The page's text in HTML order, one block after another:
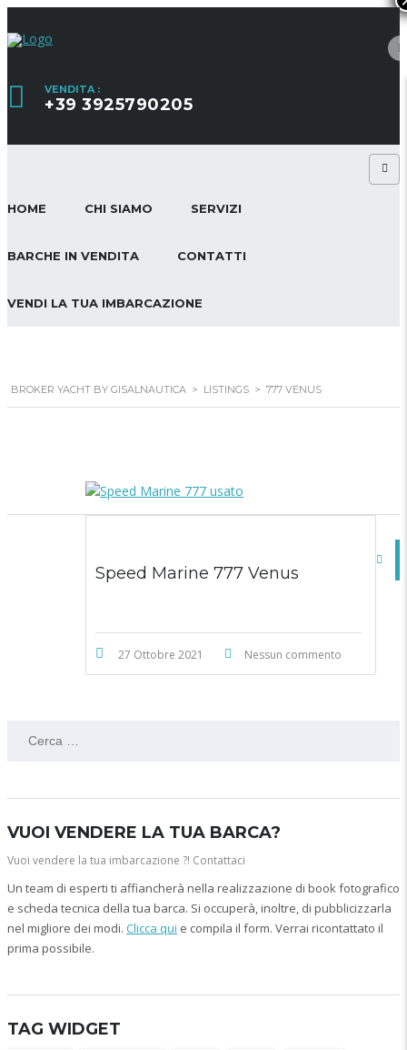
VENDITA :
+39 3925790205
HOME CHI SIAMO SERVIZI
BARCHE IN VENDITA CONTATTI
VENDI LA TUA IMBARCAZIONE
BROKER YACHT BY GISALNAUTICA > LISTINGS > 777 VENUS
Speed Marine 777 Venus
27 Ottobre 2021 Nessun commento
VUOI VENDERE LA TUA BARCA?
Vuoi vendere la tua imbarcazione ?! Contattaci
Un team di esperti ti affiancherà nella realizzazione di book fotografico
e scheda tecnica della tua barca. Si occuperà, inoltre, di pubblicizzarla
nel migliore dei modi. Clicca qui e compila il form. Verrai ricontattato il
prima possibile.
TAG WIDGET